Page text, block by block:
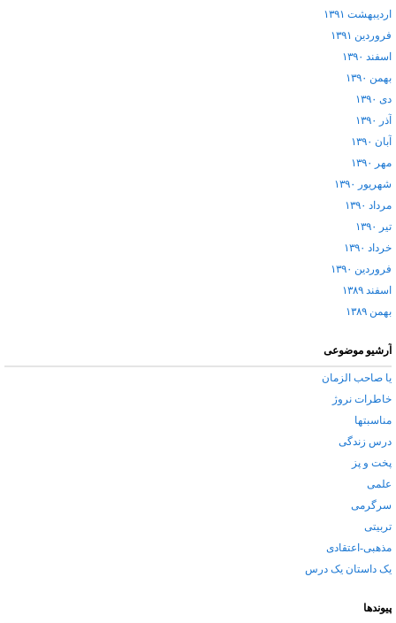
اردیبهشت ۱۳۹۱
فروردین ۱۳۹۱
اسفند ۱۳۹۰
بهمن ۱۳۹۰
دی ۱۳۹۰
آذر ۱۳۹۰
آبان ۱۳۹۰
مهر ۱۳۹۰
شهریور ۱۳۹۰
مرداد ۱۳۹۰
تیر ۱۳۹۰
خرداد ۱۳۹۰
فروردین ۱۳۹۰
اسفند ۱۳۸۹
بهمن ۱۳۸۹
آرشیو موضوعی
یا صاحب الزمان
خاطرات نروژ
مناسبتها
درس زندگی
پخت و پز
علمی
سرگرمی
تربیتی
مذهبی-اعتقادی
یک داستان یک درس
پیوندها